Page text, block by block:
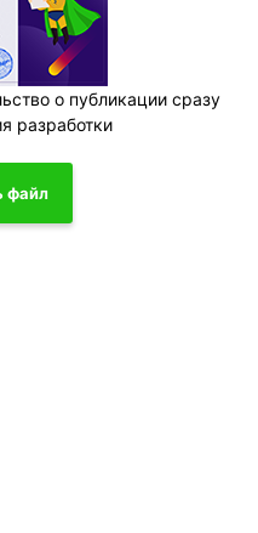
о публикации сразу
разработки
файл